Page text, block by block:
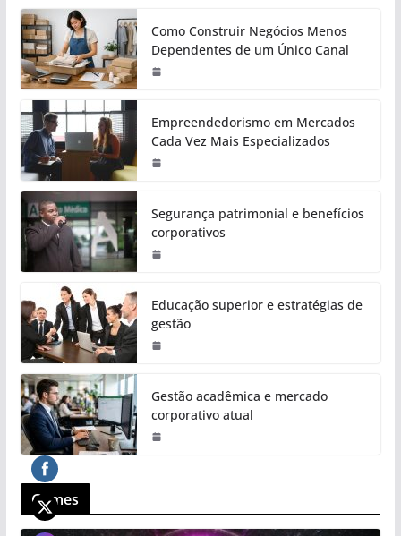
Como Construir Negócios Menos
Dependentes de um Único Canal
Empreendedorismo em Mercados
Cada Vez Mais Especializados
Segurança patrimonial e benefícios
corporativos
Educação superior e estratégias de
gestão
Gestão acadêmica e mercado
corporativo atual
Games